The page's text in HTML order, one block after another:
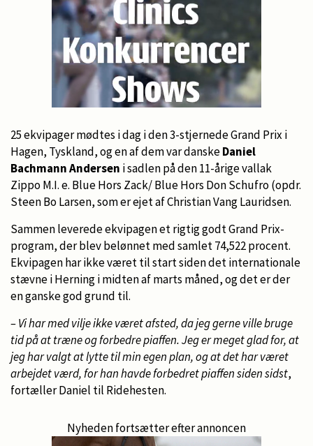
25 ekvipager mødtes i dag i den 3-stjernede Grand Prix i
Hagen, Tyskland, og en af dem var danskeDaniel
Bachmann Andersen i sadlen på den 11-årige vallak
Zippo M.I. e. Blue Hors Zack/ Blue Hors Don Schufro (opdr.
Steen Bo Larsen, som er ejet af Christian Vang Lauridsen.
Sammen leverede ekvipagen et rigtig godt Grand Prix-
program, der blev belønnet med samlet 74,522 procent.
Ekvipagen har ikke været til start siden det internationale
stævne i Herning i midten af marts måned, og det er der
en ganske god grund til.
– Vi har med vilje ikke været afsted, da jeg gerne ville bruge
tid på at træne og forbedre piaffen. Jeg er meget glad for, at
jeg har valgt at lytte til min egen plan, og at det har været
arbejdet værd, for han havde forbedret piaffen siden sidst,
fortæller Daniel til Ridehesten.
Nyheden fortsætter efter annoncen